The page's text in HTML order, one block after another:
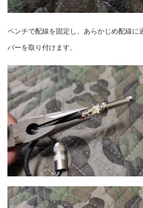
ペンチで配線を固定し、あらかじめ配線に
バーを取り付けます。